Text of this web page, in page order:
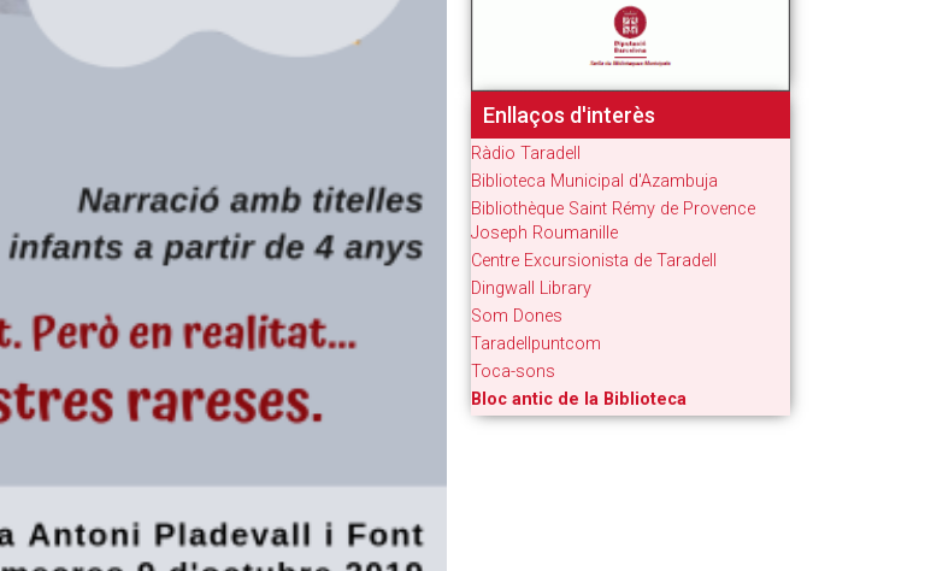
Enllaços d'interès
Ràdio Taradell
Biblioteca Municipal d'Azambuja
Bibliothèque Saint Rémy de Provence
Joseph Roumanille
Centre Excursionista de Taradell
Dingwall Library
Som Dones
Taradellpuntcom
Toca-sons
Bloc antic de la Biblioteca